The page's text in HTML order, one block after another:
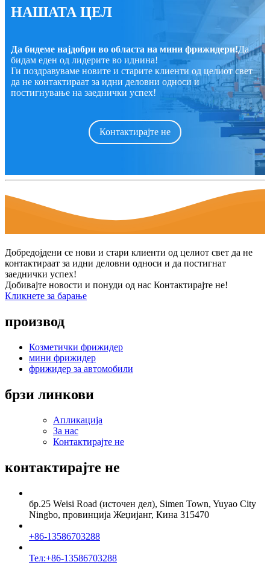
НАШАТА ЦЕЛ
Да бидеме најдобри во областа на мини фрижидери!Да
бидам еден од лидерите во иднина!
Ги поздравуваме новите и старите клиенти од целиот свет
да не контактираат за идни деловни односи и
постигнување на заеднички успех!
Контактирајте не
Добредојдени се нови и стари клиенти од целиот свет да не
контактираат за идни деловни односи и да постигнат
заеднички успех!
Добивајте новости и понуди од нас Контактирајте не!
Кликнете за барање
производ
Козметички фрижидер
мини фрижидер
фрижидер за автомобили
брзи линкови
Апликација
За нас
Контактирајте не
контактирајте не
бр.25 Weisi Road (источен дел), Simen Town, Yuyao City
Ningbo, провинција Жеџијанг, Кина 315470
+86-13586703288
Тел:+86-13586703288